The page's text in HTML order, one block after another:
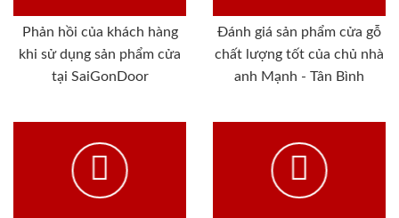
Phản hồi của khách hàng
khi sử dụng sản phẩm cửa
tại SaiGonDoor
Đánh giá sản phẩm cửa gỗ
chất lượng tốt của chủ nhà
anh Mạnh - Tân Bình